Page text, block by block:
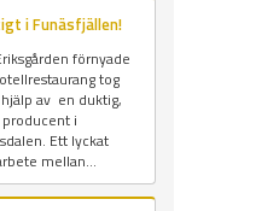
i Funäsfjällen!
förnyade
tog
av en duktig,
i
Ett lyckat
mellan...